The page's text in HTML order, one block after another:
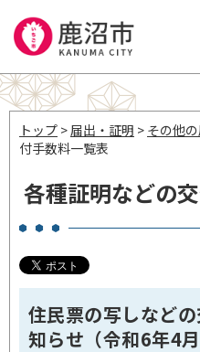
トップ >届出・証明 > その他
付手数料一覧表
各種証明などの
住民票の写しなど
知らせ（令和6年4月